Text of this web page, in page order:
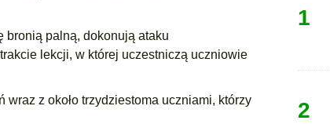
bronią palną, dokonują ataku
lekcji, w której uczestniczą uczniowie
z około trzydziestoma uczniami, którzy
1
2